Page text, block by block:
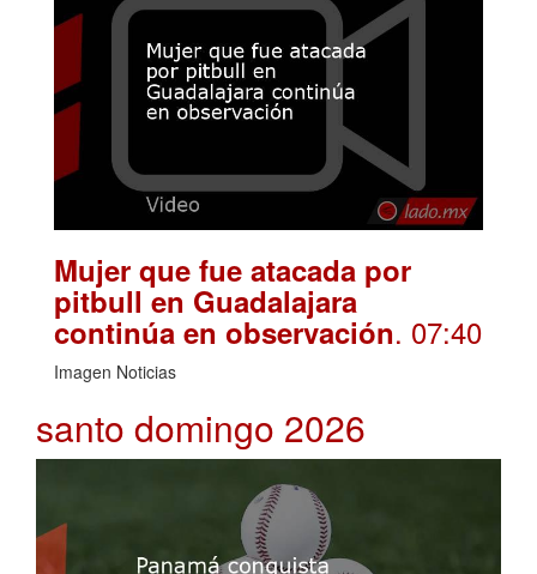
Mujer que fue atacada por
pitbull en Guadalajara
continúa en observación. 07:40
Imagen Noticias
santo domingo 2026